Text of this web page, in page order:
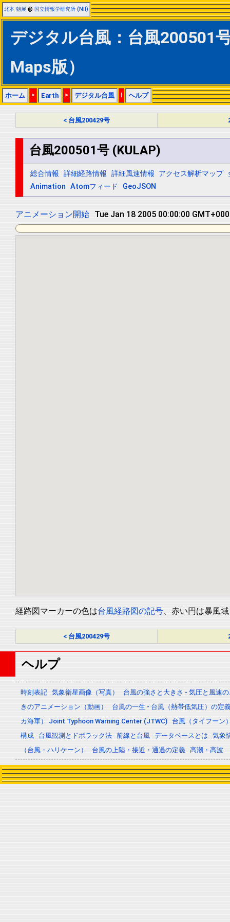
北本 朝展 @ 国立情報学研究所 (NII)
デジタル台風：台風200501
Maps版）
ホーム > Earth > デジタル台風 | ヘルプ
< 台風200429号
台風200501号 (KULAP)
総合情報 詳細経路情報 詳細風速情報 アクセス解析マップ
Animation Atomフィード GeoJSON
アニメーション開始 Tue Jan 18 2005 12:00:00
経路図マーカーの色は台風経路図の記号、赤い円は暴風
< 台風200429号
ヘルプ
時刻表記 気象衛星画像（写真）
台風の強さと大きさ - 気圧と風速
きのアニメーション（動画）
台風の一生 - 台風（熱帯低気圧）の定
カ海軍） Joint Typhoon Warning Center (JTWC)
台風（タイフーン
構成
台風観測とドボラック法 前線と台風 データベースとは
気象
（台風・ハリケーン）
台風の上陸・接近・通過の定義 高潮・高波